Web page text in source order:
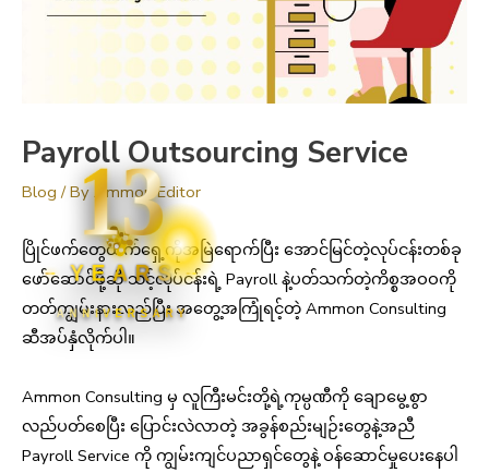
13
YEARS
ANNIVERSARY
Payroll Outsourcing Service
Blog / By Ammon Editor
ပြိုင်ဖက်တွေထက်ရှေ့ကိုအမြဲရောက်ပြီး အောင်မြင်တဲ့လုပ်ငန်းတစ်ခု
ဖော်ဆောင်ဖို့ဆို သင့်လုပ်ငန်းရဲ့ Payroll နဲ့ပတ်သက်တဲ့ကိစ္စအဝဝကို
တတ်ကျွမ်းနားလည်ပြီး အတွေ့အကြုံရင့်တဲ့ ‌Ammon Consulting
ဆီအပ်နှံလိုက်ပါ။
Ammon Consulting မှ လူကြီးမင်းတို့ရဲ့ကုမ္ပဏီကို ချောမွေ့စွာ
လည်ပတ်စေပြီး ပြောင်းလဲလာတဲ့ အခွန်စည်းမျဉ်းတွေနဲ့အညီ
Payroll Service ကို ကျွမ်းကျင်ပညာရှင်တွေနဲ့ ဝန်ဆောင်မှုပေးနေပါ